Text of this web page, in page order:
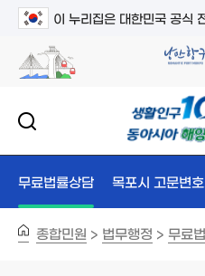
이 누리집은 대한민국 공식
무료법률상담 목포시 고문변
종합민원 > 법무행정 > 무료